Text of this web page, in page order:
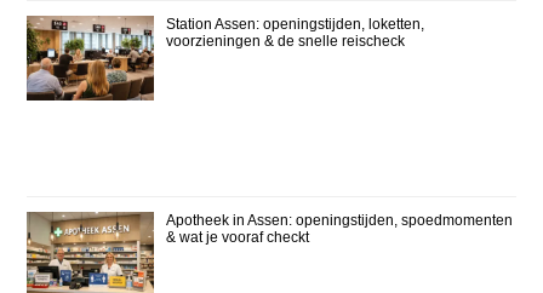
Station Assen: openingstijden, loketten,
voorzieningen & de snelle reischeck
Apotheek in Assen: openingstijden, spoedmomenten
& wat je vooraf checkt